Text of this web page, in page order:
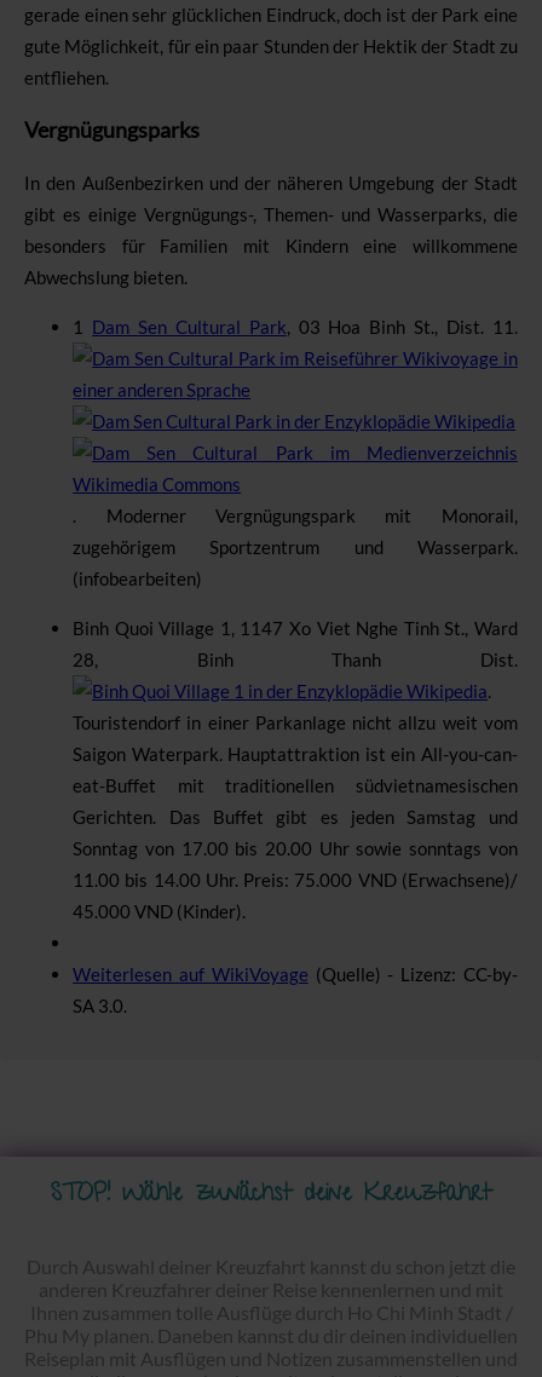
gerade einen sehr glücklichen Eindruck, doch ist der Park eine
gute Möglichkeit, für ein paar Stunden der Hektik der Stadt zu
entfliehen.
Vergnügungsparks
In den Außenbezirken und der näheren Umgebung der Stadt
gibt es einige Vergnügungs-, Themen- und Wasserparks, die
besonders für Familien mit Kindern eine willkommene
Abwechslung bieten.
1 Dam Sen Cultural Park, 03 Hoa Binh St., Dist. 11 .
.
Moderner Vergnügungspark mit Monorail,
zugehörigem Sportzentrum und Wasserpark.
(infobearbeiten)
Binh Quoi Village 1 , 1147 Xo Viet Nghe Tinh St., Ward
28, Binh Thanh Dist.
.
Touristendorf in einer Parkanlage nicht allzu weit vom
Saigon Waterpark. Hauptattraktion ist ein All-you-can-
eat-Buffet mit traditionellen südvietnamesischen
Gerichten. Das Buffet gibt es jeden Samstag und
Sonntag von 17.00 bis 20.00 Uhr sowie sonntags von
11.00 bis 14.00 Uhr. Preis: 75.000 VND (Erwachsene)/
45.000 VND (Kinder).
Weiterlesen auf WikiVoyage (Quelle) - Lizenz: CC-by-
SA 3.0.
STOP! Wähle zunächst deine Kreuzfahrt
Durch Auswahl deiner Kreuzfahrt kannst du schon jetzt die
anderen Kreuzfahrer deiner Reise kennenlernen und mit
Ihnen zusammen tolle Ausflüge durch Ho Chi Minh Stadt /
Phu My planen. Daneben kannst du dir deinen individuellen
Reiseplan mit Ausflügen und Notizen zusammenstellen und